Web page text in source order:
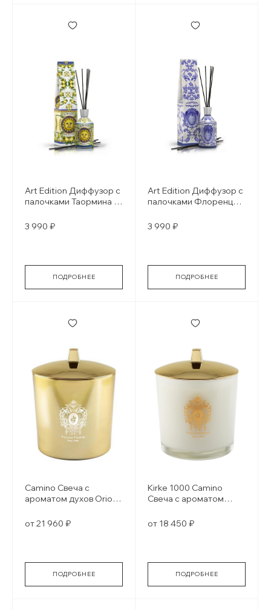
Art Edition Диффузор с
палочками Таормина /
3 990 ₽
ПОДРОБНЕЕ
Art Edition Диффузор с
палочками Флоренция
3 990 ₽
ПОДРОБНЕЕ
Camino Свеча с
ароматом духов Orion
от 21 960 ₽
ПОДРОБНЕЕ
Kirke 1000 Camino
Свеча с ароматом
от 18 450 ₽
ПОДРОБНЕЕ